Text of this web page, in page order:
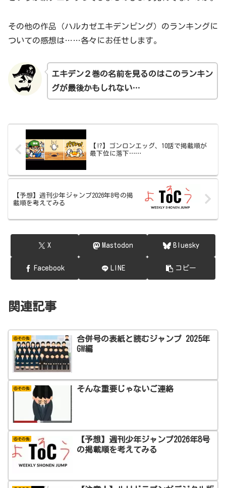
その他の作品（ハルカゼエキデンピング）のランキングに
ついての感想は……各々にお任せします。
エキデン２巻の名前を見るのはこのランキン
グが最後かもしれない…
【!?】ゴンロンエッグ、10話で掲載順が
最下位に落下……
【予想】週刊少年ジャンプ2026年8号の掲
載順を考えてみる
X Mastodon Bluesky
Facebook LINE コピー
関連記事
⑥その他
合併号の表紙と読むジャンプ 2025年
GW編
⑥その他 そんな重要じゃないご連絡
⑥その他
【予想】週刊少年ジャンプ2026年8号
の掲載順を考えてみる